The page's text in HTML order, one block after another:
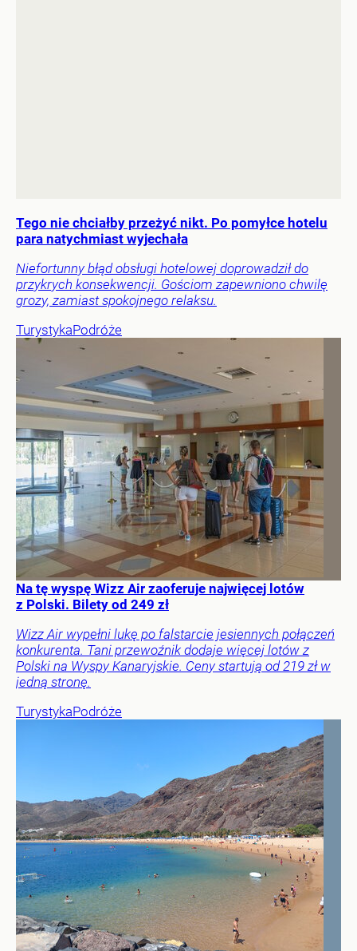
Tego nie chciałby przeżyć nikt. Po pomyłce hotelu
para natychmiast wyjechała
Niefortunny błąd obsługi hotelowej doprowadził do
przykrych konsekwencji. Gościom zapewniono chwilę
grozy, zamiast spokojnego relaksu.
TurystykaPodróże
Na tę wyspę Wizz Air zaoferuje najwięcej lotów
z Polski. Bilety od 249 zł
Wizz Air wypełni lukę po falstarcie jesiennych połączeń
konkurenta. Tani przewoźnik dodaje więcej lotów z
Polski na Wyspy Kanaryjskie. Ceny startują od 219 zł w
jedną stronę.
TurystykaPodróże